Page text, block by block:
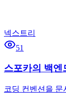
넥스트리
51
스포카의 백엔
코딩 컨벤션을 문